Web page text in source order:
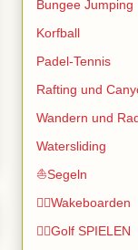
Bungee Jumping
Korfball
Padel-Tennis
Rafting und
Wandern und
Watersliding
⛵Segeln
🏄🏽Wakeboarden
🏌️‍♂️Golf SPIELEN